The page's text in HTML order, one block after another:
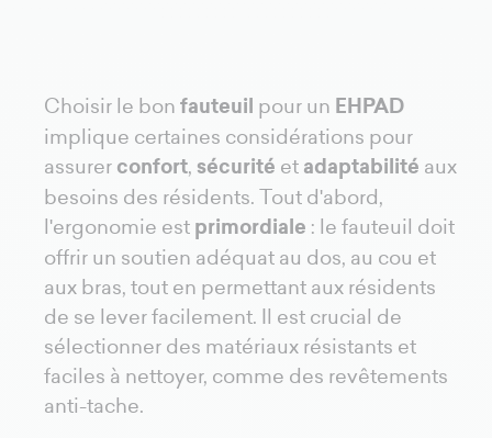
Choisir le bon fauteuil pour un EHPAD
implique certaines considérations pour
assurer confort, sécurité et adaptabilité aux
besoins des résidents. Tout d'abord,
l'ergonomie est primordiale : le fauteuil doit
offrir un soutien adéquat au dos, au cou et
aux bras, tout en permettant aux résidents
de se lever facilement. Il est crucial de
sélectionner des matériaux résistants et
faciles à nettoyer, comme des revêtements
anti-tache.